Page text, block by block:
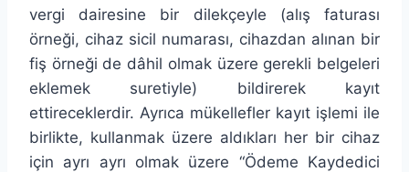
vergi dairesine bir dilekçeyle (alış faturası
örneği, cihaz sicil numarası, cihazdan alınan bir
fiş örneği de dâhil olmak üzere gerekli belgeleri
eklemek suretiyle) bildirerek kayıt
ettireceklerdir. Ayrıca mükellefler kayıt işlemi ile
birlikte, kullanmak üzere aldıkları her bir cihaz
için ayrı ayrı olmak üzere “Ödeme Kaydedici